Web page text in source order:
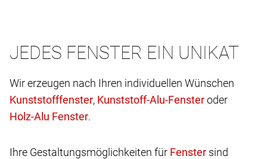
JEDES FENSTER EIN UNIKAT
Wir erzeugen nach Ihren individuellen Wünschen
,
oder
.
Ihre Gestaltungsmöglichkeiten für
sind